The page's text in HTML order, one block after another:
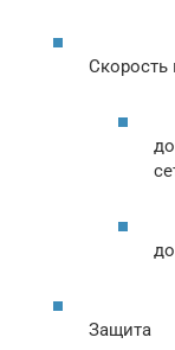
Скорость
Защита